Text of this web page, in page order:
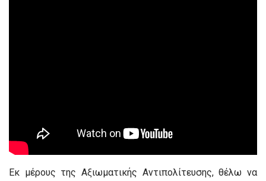
Εκ μέρους της Αξιωματικής Αντιπολίτευσης, θέλω να